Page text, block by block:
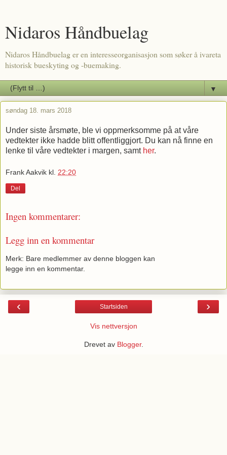
Nidaros Håndbuelag
Nidaros Håndbuelag er en interesseorganisasjon som søker å ivareta
historisk bueskyting og -buemaking.
▼
søndag 18. mars 2018
Under siste årsmøte, ble vi oppmerksomme på at våre
vedtekter ikke hadde blitt offentliggjort. Du kan nå finne en
lenke til våre vedtekter i margen, samt her.
Frank Aakvik kl. 22:20
Del
Ingen kommentarer:
Legg inn en kommentar
Merk: Bare medlemmer av denne bloggen kan
legge inn en kommentar.
‹ ›
Startsiden
Vis nettversjon
Drevet av Blogger.